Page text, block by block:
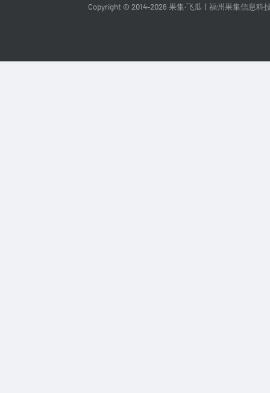
Copyright © 2014-2026 果集·飞瓜 福州果集信息科